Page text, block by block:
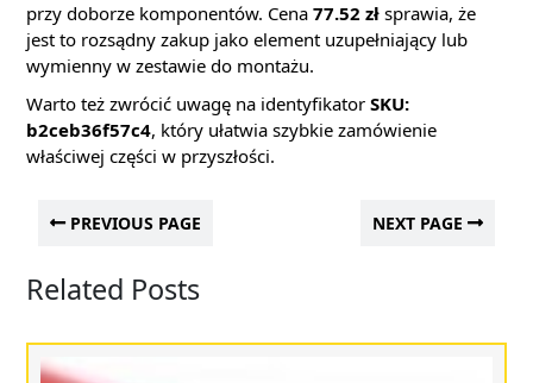
przy doborze komponentów. Cena 77.52 zł sprawia, że
jest to rozsądny zakup jako element uzupełniający lub
wymienny w zestawie do montażu.
Warto też zwrócić uwagę na identyfikator SKU:
b2ceb36f57c4, który ułatwia szybkie zamówienie
właściwej części w przyszłości.
PREVIOUS PAGE NEXT PAGE
Related Posts